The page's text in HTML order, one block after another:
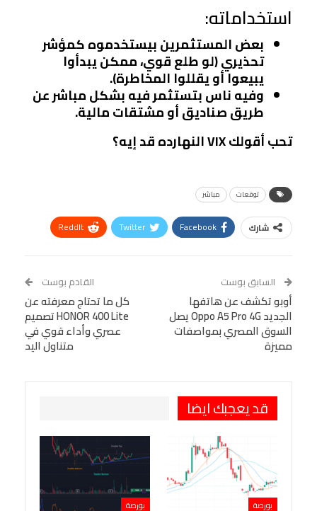
استخداماته:
بعض المستثمرين بيستخدموه كمؤشر
تحذيري (لو طلع قوي، ممكن يبدأوا
يبيعوا أو يقللوا المخاطرة).
وفيه ناس بتستثمر فيه بشكل مباشر عن
طريق صناديق أو مشتقات مالية.
تحب أقولك VIX النهارده قد إيه؟
توقعات مباشر
شارك Facebook
Twitter
ReddIt
Tumblr
البريد الإلكتروني
StumbleUpon
VK
Digg
LINE
BlackBerry
Viber
طباعة
السابق بوست
أوبو تكشف عن هاتفها
الجديد Oppo A5 Pro 4G يصل
السوق المصري بمواصفات
مميزة
القادم بوست
كل ما تحتاج معرفته عن
HONOR 400 Lite تصميم
عصري وأداء قوي في
متناول اليد
قد يعجبك ايضا
بورصة بورصة